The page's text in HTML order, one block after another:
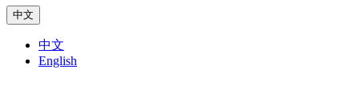
中文
中文
English